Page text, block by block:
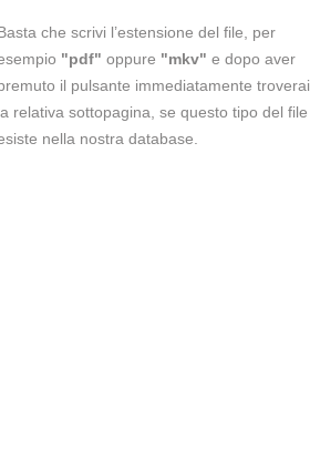
che scrivi l’estensione del file, per
"pdf" oppure "mkv" e dopo aver
il pulsante immediatamente troverai
relativa sottopagina, se questo tipo del file
nella nostra database.